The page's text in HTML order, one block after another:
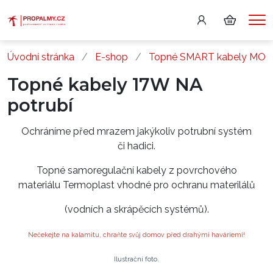
Úvodní stránka E-shop Topné SMART kabely
Topné kabely 17W NA
potrubí
Ochráníme před mrazem jakýkoliv potrubní systém
či hadici.
Topné samoregulační kabely z povrchového
materiálu Termoplast vhodné pro ochranu materilálů
(vodních a skrápěcích systémů).
Nečekejte na kalamitu, chraňte svůj domov před drahými haváriemi!
Ilustrační foto.